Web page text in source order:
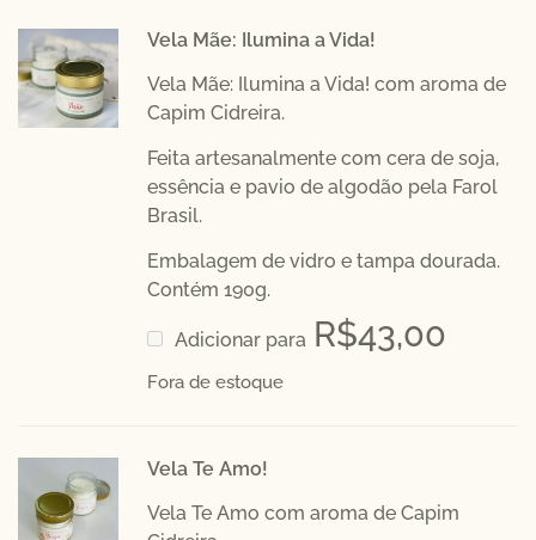
Vela Mãe: Ilumina a Vida!
Vela Mãe: Ilumina a Vida! com aroma de
Capim Cidreira.
Feita artesanalmente com cera de soja,
essência e pavio de algodão pela Farol
Brasil.
Embalagem de vidro e tampa dourada.
Contém 190g.
Adicionar para R$43,00
Fora de estoque
Vela Te Amo!
Vela Te Amo com aroma de Capim